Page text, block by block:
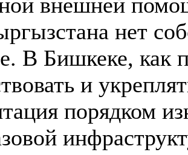
нет
В Бишкеке, как
и
порядком